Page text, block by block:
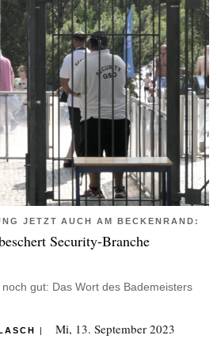
JETZT AUCH AM BECKENRAND:
Security-Branche
gut: Das Wort des Bademeisters
| Mi, 13. September 2023